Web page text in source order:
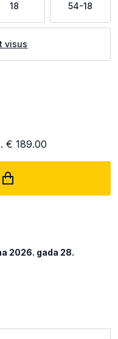
18
54-18
visus
€ 189.00
2026. gada 28.